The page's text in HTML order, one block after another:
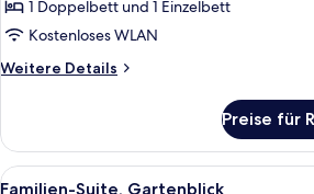
anzeigen
1 Doppelbett und 1 Einzelbett
Kostenloses WLAN
Weitere Details
Weitere
Suite,
Gartenblick
Preise für
Alle
Ein
9
Familien-Suite, Gartenblick